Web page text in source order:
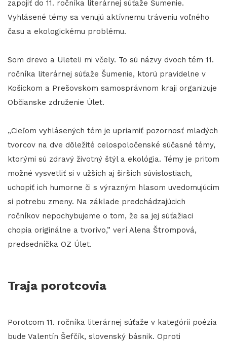
zapojiť do 11. ročníka literárnej súťaže Šumenie.
Vyhlásené témy sa venujú aktívnemu tráveniu voľného
času a ekologickému problému.
Som drevo a Uleteli mi včely. To sú názvy dvoch tém 11.
ročníka literárnej súťaže Šumenie, ktorú pravidelne v
Košickom a Prešovskom samosprávnom kraji organizuje
Občianske združenie Úlet.
„Cieľom vyhlásených tém je upriamiť pozornosť mladých
tvorcov na dve dôležité celospoločenské súčasné témy,
ktorými sú zdravý životný štýl a ekológia. Témy je pritom
možné vysvetliť si v užších aj širších súvislostiach,
uchopiť ich humorne či s výrazným hlasom uvedomujúcim
si potrebu zmeny. Na základe predchádzajúcich
ročníkov nepochybujeme o tom, že sa jej súťažiaci
chopia originálne a tvorivo,” verí Alena Štrompová,
predsedníčka OZ Úlet.
Traja porotcovia
Porotcom 11. ročníka literárnej súťaže v kategórii poézia
bude Valentín Šefčík, slovenský básnik. Oproti